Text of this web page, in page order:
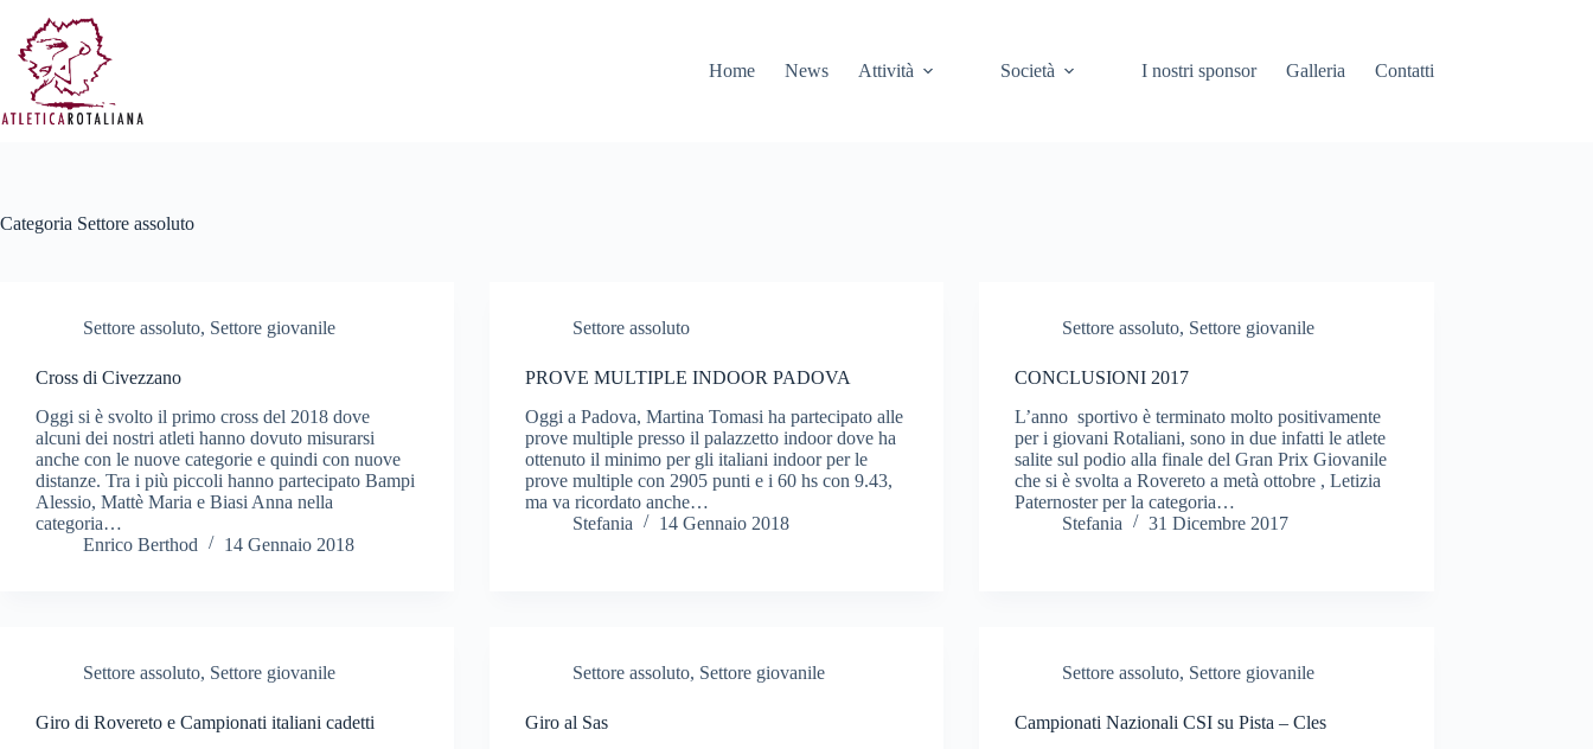
contenuto
Home
News Attività Società I nostri sponsor Galleria Contatti
Categoria Settore assoluto
Settore assoluto, Settore giovanile
Cross di Civezzano
Oggi si è svolto il primo cross del 2018 dove
alcuni dei nostri atleti hanno dovuto misurarsi
anche con le nuove categorie e quindi con nuove
distanze. Tra i più piccoli hanno partecipato Bampi
Alessio, Mattè Maria e Biasi Anna nella
categoria…
Enrico Berthod
14 Gennaio 2018
Settore assoluto
PROVE MULTIPLE INDOOR PADOVA
Oggi a Padova, Martina Tomasi ha partecipato alle
prove multiple presso il palazzetto indoor dove ha
ottenuto il minimo per gli italiani indoor per le
prove multiple con 2905 punti e i 60 hs con 9.43,
ma va ricordato anche…
Stefania
14 Gennaio 2018
Settore assoluto, Settore giovanile
CONCLUSIONI 2017
L’anno sportivo è terminato molto positivamente
per i giovani Rotaliani, sono in due infatti le atlete
salite sul podio alla finale del Gran Prix Giovanile
che si è svolta a Rovereto a metà ottobre , Letizia
Paternoster per la categoria…
Stefania
31 Dicembre 2017
Settore assoluto, Settore giovanile
Giro di Rovereto e Campionati italiani cadetti
Settore assoluto, Settore giovanile
Giro al Sas
Settore assoluto, Settore giovanile
Campionati Nazionali CSI su Pista – Cles